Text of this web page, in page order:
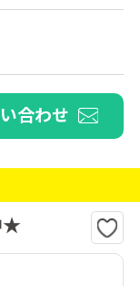
合わせ
★